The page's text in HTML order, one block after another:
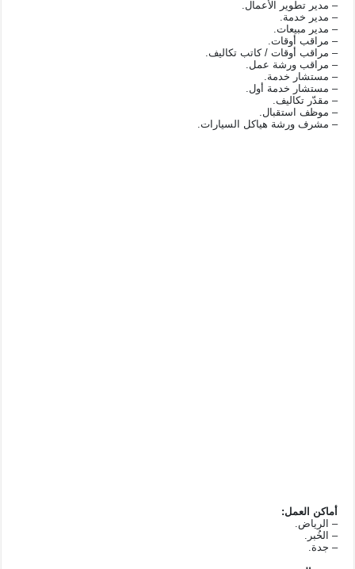
– مدير تطوير الأعمال.
– مدير خدمة.
– مدير مبيعات.
– مراقب أوقات.
– مراقب أوقات / كاتب تكاليف.
– مراقب ورشة عمل.
– مستشار خدمة.
– مستشار خدمة أول.
– مقدّر تكاليف.
– موظف استقبال.
– مشرف ورشة هياكل السيارات.
أماكن العمل:
– الرياض.
– الخُبر.
– جدة.